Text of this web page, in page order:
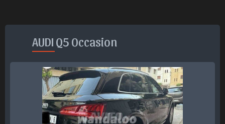
AUDI Q5 Occasion